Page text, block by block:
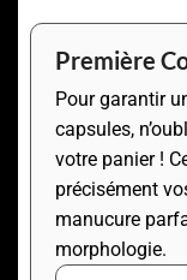
Première
Pour garantir
capsules,
votre panier !
précisément
manucure
morphologie.